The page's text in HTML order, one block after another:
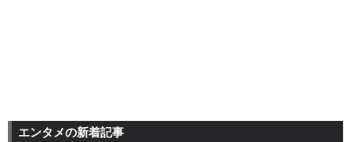
エンタメの新着記事